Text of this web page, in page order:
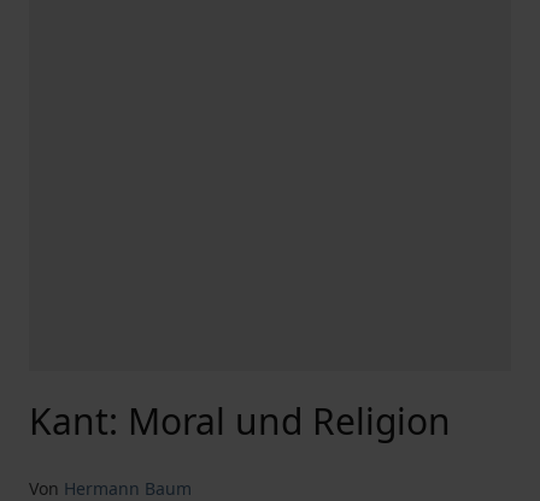
Kant: Moral und Religion
Von Hermann Baum